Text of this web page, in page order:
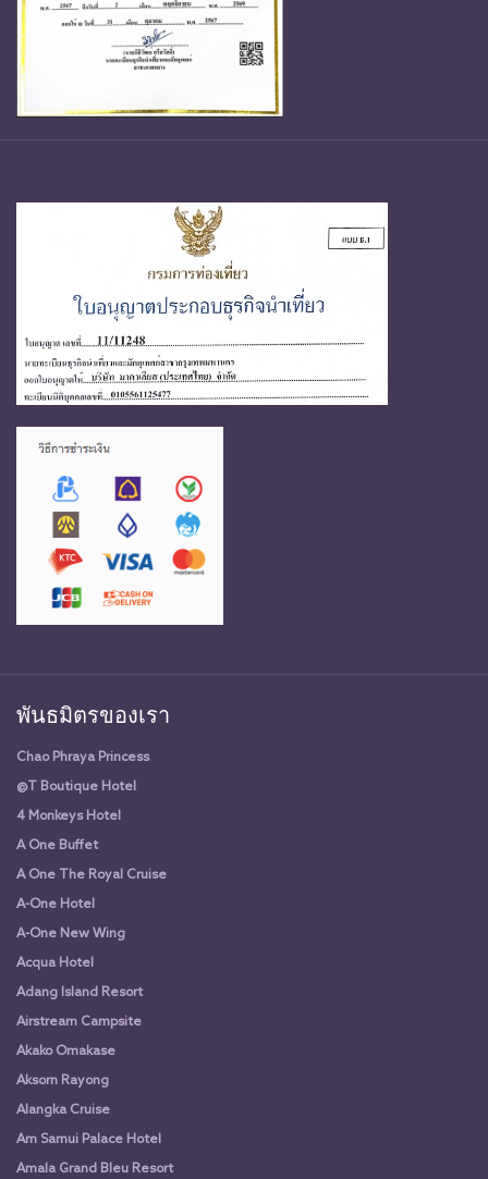
พันธมิตรของเรา
Chao Phraya Princess
@T Boutique Hotel
4 Monkeys Hotel
A One Buffet
A One The Royal Cruise
A-One Hotel
A-One New Wing
Acqua Hotel
Adang Island Resort
Airstream Campsite
Akako Omakase
Aksorn Rayong
Alangka Cruise
Am Samui Palace Hotel
Amala Grand Bleu Resort